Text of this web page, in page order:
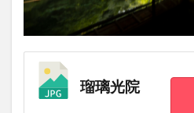
瑠璃光院